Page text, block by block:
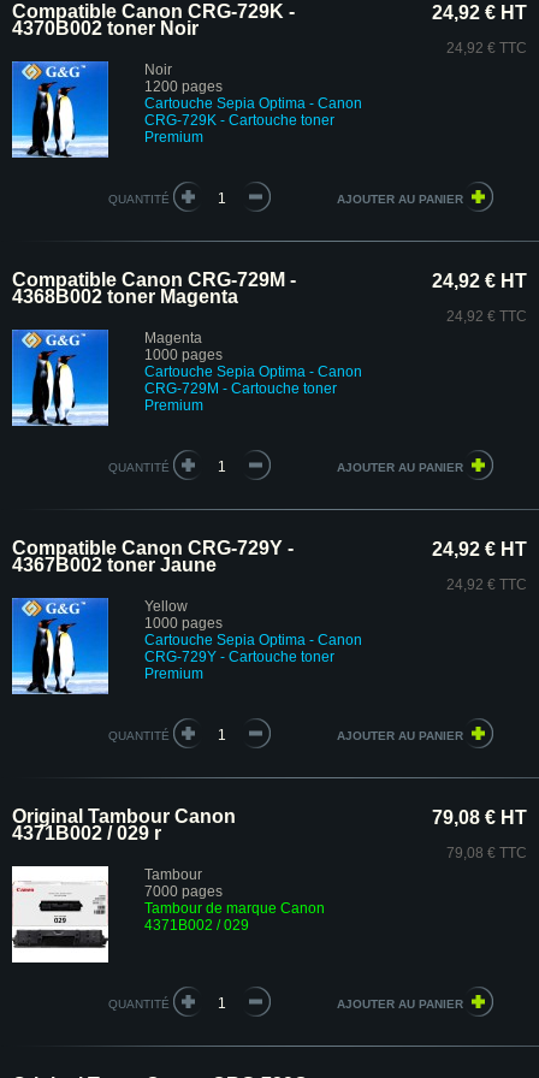
Compatible Canon CRG-729K -
4370B002 toner Noir
Noir
1200 pages
Cartouche Sepia Optima - Canon
CRG-729K - Cartouche toner
Premium
24,92 € HT
24,92 € TTC
QUANTITÉ
Compatible Canon CRG-729M -
4368B002 toner Magenta
Magenta
1000 pages
Cartouche Sepia Optima - Canon
CRG-729M - Cartouche toner
Premium
24,92 € HT
24,92 € TTC
QUANTITÉ
Compatible Canon CRG-729Y -
4367B002 toner Jaune
Yellow
1000 pages
Cartouche Sepia Optima - Canon
CRG-729Y - Cartouche toner
Premium
24,92 € HT
24,92 € TTC
QUANTITÉ
Original Tambour Canon
4371B002 / 029 r
Tambour
7000 pages
Tambour de marque Canon
4371B002 / 029
79,08 € HT
79,08 € TTC
QUANTITÉ